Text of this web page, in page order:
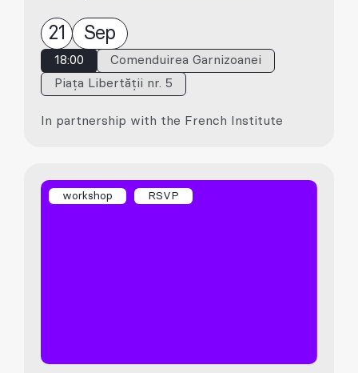
21 Sep
18:00
Comenduirea Garnizoanei
Piața Libertății nr. 5
In partnership with the French Institute
workshop RSVP